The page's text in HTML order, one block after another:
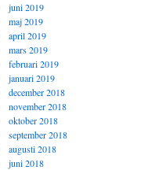
juni 2019
maj 2019
april 2019
mars 2019
februari 2019
januari 2019
december 2018
november 2018
oktober 2018
september 2018
augusti 2018
juni 2018